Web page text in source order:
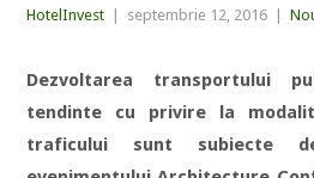
HotelInvest septembrie 12, 2016
Dezvoltarea transportului
tendinte cu privire la
traficului sunt subiecte